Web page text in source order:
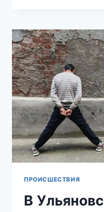
НАД
13-
В
ВО
ПРОИСШЕСТВИЯ
В